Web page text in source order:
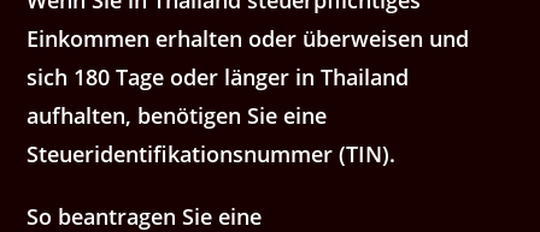
Einkommen erhalten oder überweisen und
sich 180 Tage oder länger in Thailand
aufhalten, benötigen Sie eine
Steueridentifikationsnummer (TIN).
So beantragen Sie eine